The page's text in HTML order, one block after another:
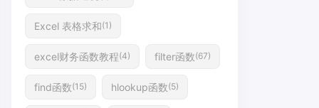
Excel 表格求和(1)
excel财务函数教程(4) filter函数(67)
find函数(15) hlookup函数(5)